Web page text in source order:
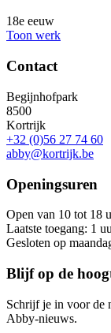
18e eeuw
Toon werk
Contact
Begijnhofpark
8500
Kortrijk
+32 (0)56 27 74 60
abby@kortrijk.be
Openingsuren
Open van 10 tot 18
Laatste toegang: 1
Gesloten op
Blijf op de
Schrijf je in voor de
Abby-nieuws.